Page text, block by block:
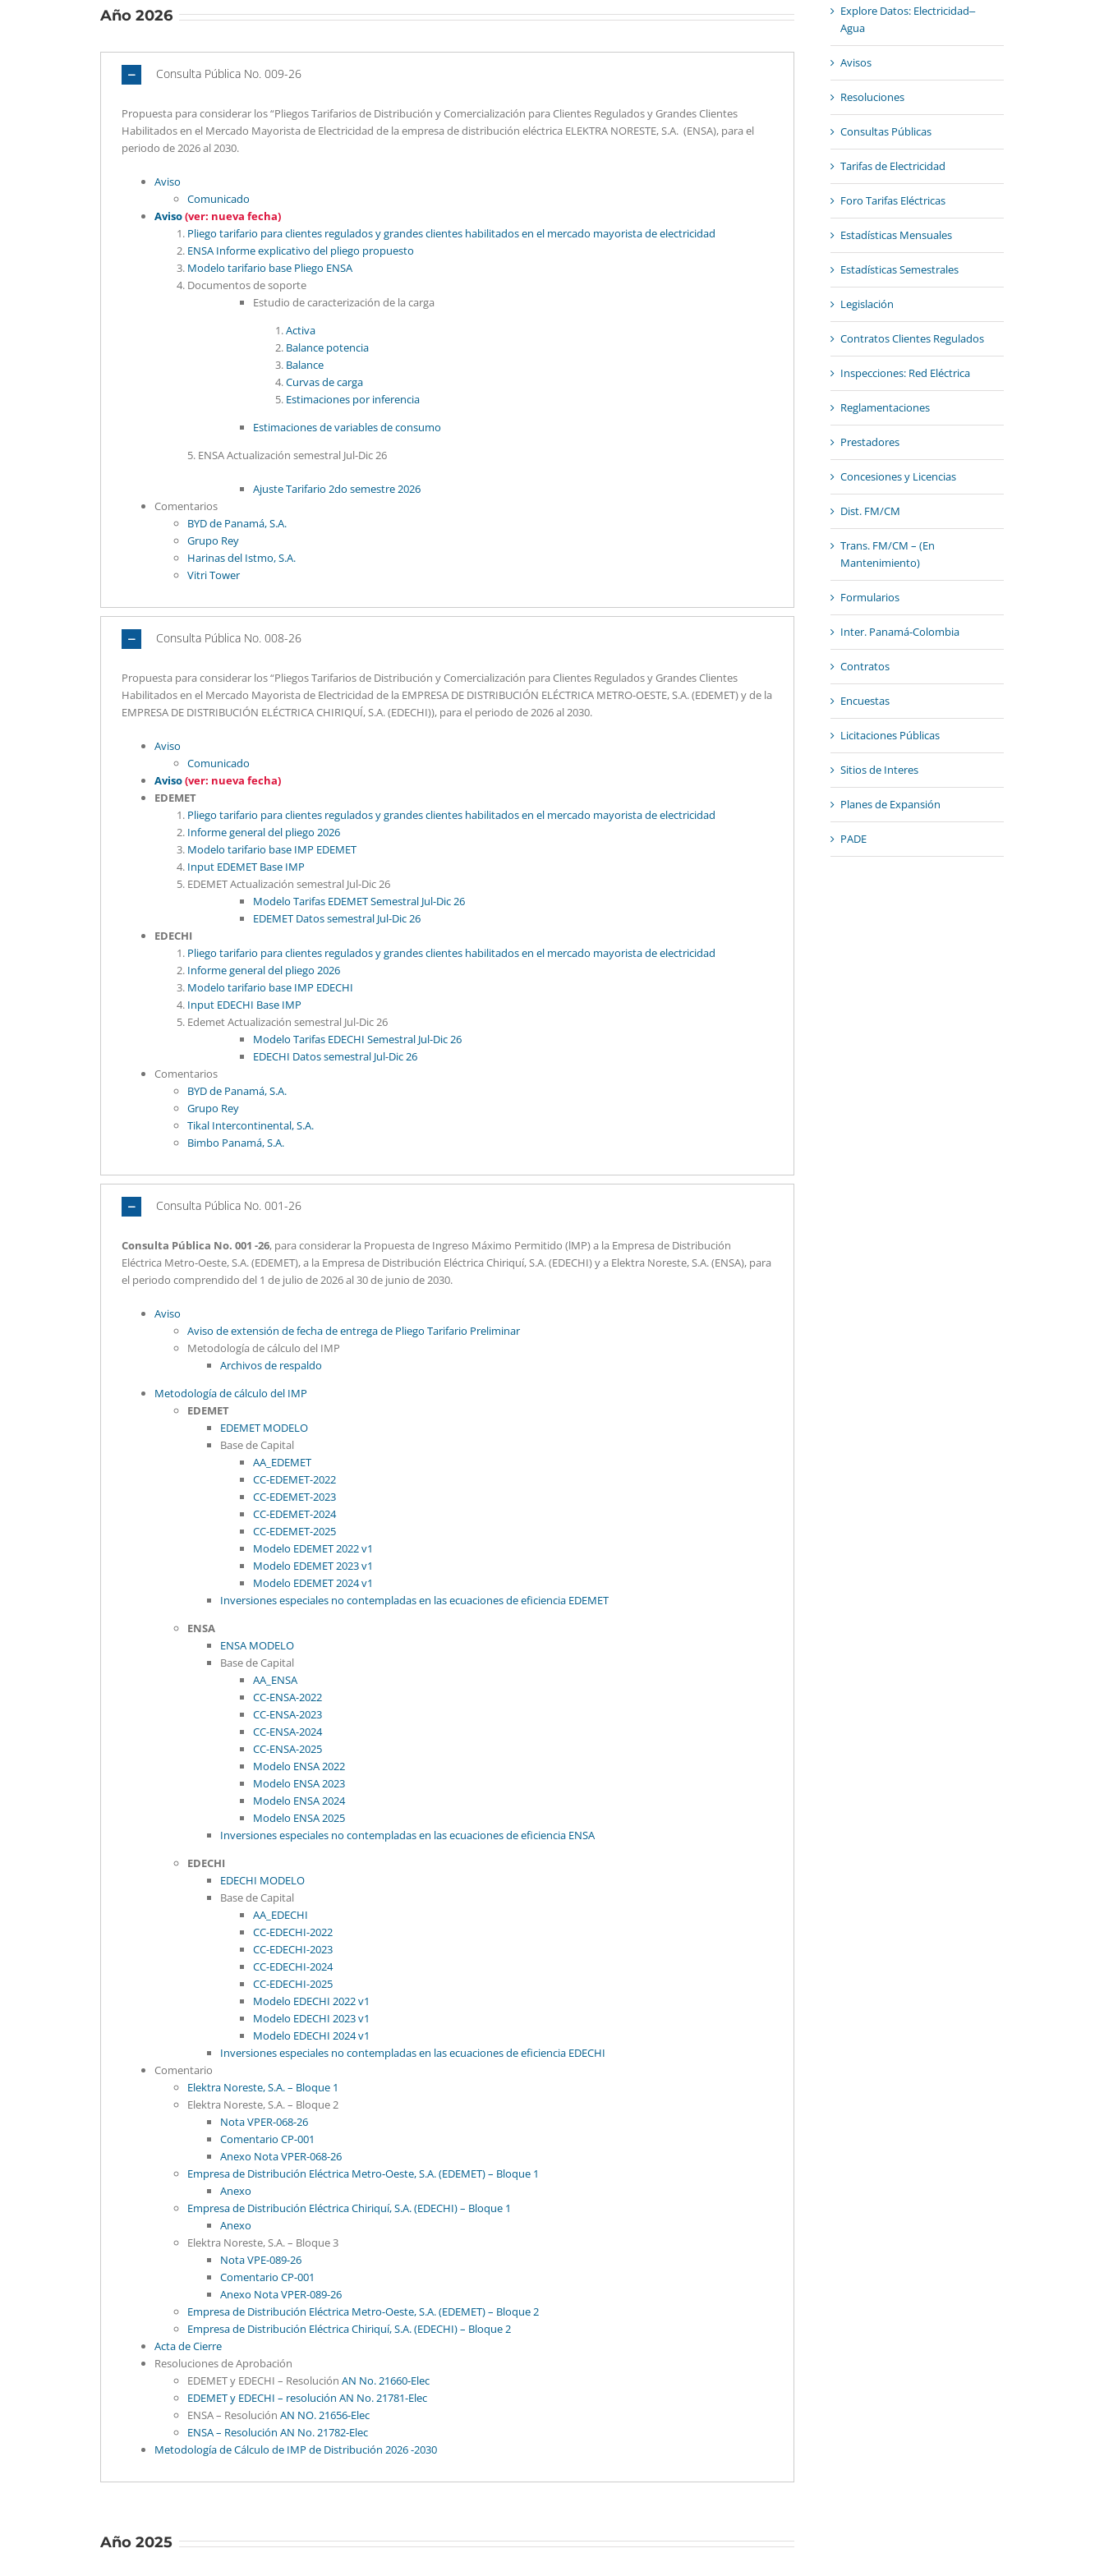
Año 2026
Consulta Pública No. 009-26
Propuesta para considerar los “Pliegos Tarifarios de Distribución y Comercialización para Clientes Regulados y Grandes Clientes
Habilitados en el Mercado Mayorista de Electricidad de la empresa de distribución eléctrica ELEKTRA NORESTE, S.A. (ENSA), para el
periodo de 2026 al 2030.
Aviso
Comunicado
Aviso(ver: nueva fecha)
Pliego tarifario para clientes regulados y grandes clientes habilitados en el mercado mayorista de electricidad
ENSA Informe explicativo del pliego propuesto
Modelo tarifario base Pliego ENSA
Documentos de soporte
Estudio de caracterización de la carga
Activa
Balance potencia
Balance
Curvas de carga
Estimaciones por inferencia
Estimaciones de variables de consumo
5. ENSA Actualización semestral Jul-Dic 26
Ajuste Tarifario 2do semestre 2026
Comentarios
BYD de Panamá, S.A.
Grupo Rey
Harinas del Istmo, S.A.
Vitri Tower
Consulta Pública No. 008-26
Propuesta para considerar los “Pliegos Tarifarios de Distribución y Comercialización para Clientes Regulados y Grandes Clientes
Habilitados en el Mercado Mayorista de Electricidad de la EMPRESA DE DISTRIBUCIÓN ELÉCTRICA METRO-OESTE, S.A. (EDEMET) y de la
EMPRESA DE DISTRIBUCIÓN ELÉCTRICA CHIRIQUÍ, S.A. (EDECHI)), para el periodo de 2026 al 2030.
Aviso
Comunicado
Aviso(ver: nueva fecha)
EDEMET
Pliego tarifario para clientes regulados y grandes clientes habilitados en el mercado mayorista de electricidad
Informe general del pliego 2026
Modelo tarifario base IMP EDEMET
Input EDEMET Base IMP
EDEMET Actualización semestral Jul-Dic 26
Modelo Tarifas EDEMET Semestral Jul-Dic 26
EDEMET Datos semestral Jul-Dic 26
EDECHI
Pliego tarifario para clientes regulados y grandes clientes habilitados en el mercado mayorista de electricidad
Informe general del pliego 2026
Modelo tarifario base IMP EDECHI
Input EDECHI Base IMP
Edemet Actualización semestral Jul-Dic 26
Modelo Tarifas EDECHI Semestral Jul-Dic 26
EDECHI Datos semestral Jul-Dic 26
Comentarios
BYD de Panamá, S.A.
Grupo Rey
Tikal Intercontinental, S.A.
Bimbo Panamá, S.A.
Consulta Pública No. 001-26
Consulta Pública No. 001 -26, para considerar la Propuesta de Ingreso Máximo Permitido (lMP) a la Empresa de Distribución
Eléctrica Metro-Oeste, S.A. (EDEMET), a la Empresa de Distribución Eléctrica Chiriquí, S.A. (EDECHI) y a Elektra Noreste, S.A. (ENSA), para
el periodo comprendido del 1 de julio de 2026 al 30 de junio de 2030.
Aviso
Aviso de extensión de fecha de entrega de Pliego Tarifario Preliminar
Metodología de cálculo del IMP
Archivos de respaldo
Metodología de cálculo del IMP
EDEMET
EDEMET MODELO
Base de Capital
AA_EDEMET
CC-EDEMET-2022
CC-EDEMET-2023
CC-EDEMET-2024
CC-EDEMET-2025
Modelo EDEMET 2022 v1
Modelo EDEMET 2023 v1
Modelo EDEMET 2024 v1
Inversiones especiales no contempladas en las ecuaciones de eficiencia EDEMET
ENSA
ENSA MODELO
Base de Capital
AA_ENSA
CC-ENSA-2022
CC-ENSA-2023
CC-ENSA-2024
CC-ENSA-2025
Modelo ENSA 2022
Modelo ENSA 2023
Modelo ENSA 2024
Modelo ENSA 2025
Inversiones especiales no contempladas en las ecuaciones de eficiencia ENSA
EDECHI
EDECHI MODELO
Base de Capital
AA_EDECHI
CC-EDECHI-2022
CC-EDECHI-2023
CC-EDECHI-2024
CC-EDECHI-2025
Modelo EDECHI 2022 v1
Modelo EDECHI 2023 v1
Modelo EDECHI 2024 v1
Inversiones especiales no contempladas en las ecuaciones de eficiencia EDECHI
Comentario
Elektra Noreste, S.A. – Bloque 1
Elektra Noreste, S.A. – Bloque 2
Nota VPER-068-26
Comentario CP-001
Anexo Nota VPER-068-26
Empresa de Distribución Eléctrica Metro-Oeste, S.A. (EDEMET) – Bloque 1
Anexo
Empresa de Distribución Eléctrica Chiriquí, S.A. (EDECHI) – Bloque 1
Anexo
Elektra Noreste, S.A. – Bloque 3
Nota VPE-089-26
Comentario CP-001
Anexo Nota VPER-089-26
Empresa de Distribución Eléctrica Metro-Oeste, S.A. (EDEMET) – Bloque 2
Empresa de Distribución Eléctrica Chiriquí, S.A. (EDECHI) – Bloque 2
Acta de Cierre
Resoluciones de Aprobación
EDEMET y EDECHI – Resolución AN No. 21660-Elec
EDEMET y EDECHI – resolución AN No. 21781-Elec
ENSA – Resolución AN NO. 21656-Elec
ENSA – Resolución AN No. 21782-Elec
Metodología de Cálculo de IMP de Distribución 2026 -2030
Año 2025
Explore Datos: Electricidad‒
Agua
Avisos
Resoluciones
Consultas Públicas
Tarifas de Electricidad
Foro Tarifas Eléctricas
Estadísticas Mensuales
Estadísticas Semestrales
Legislación
Contratos Clientes Regulados
Inspecciones: Red Eléctrica
Reglamentaciones
Prestadores
Concesiones y Licencias
Dist. FM/CM
Trans. FM/CM – (En
Mantenimiento)
Formularios
Inter. Panamá-Colombia
Contratos
Encuestas
Licitaciones Públicas
Sitios de Interes
Planes de Expansión
PADE